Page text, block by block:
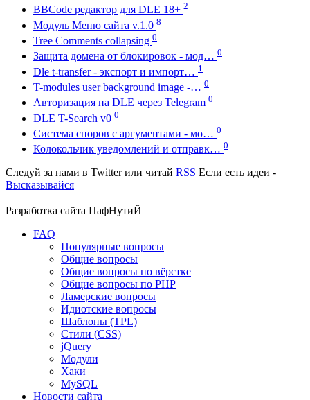
BBCode редактор для DLE 18+ 2
Модуль Меню сайта v.1.0 8
Tree Comments collapsing 0
Защита домена от блокировок - мод… 0
Dle t-transfer - экспорт и импорт… 1
T-modules user background image -… 0
Авторизация на DLE через Telegram 0
DLE T-Search v0 0
Система споров с аргументами - мо… 0
Колокольчик уведомлений и отправк… 0
Следуй за нами в Twitterили читай RSS Если есть идеи -
Высказывайся
Разработка сайта ПафНутиЙ
FAQ
Популярные вопросы
Общие вопросы
Общие вопросы по вёрстке
Общие вопросы по PHP
Ламерские вопросы
Идиотские вопросы
Шаблоны (TPL)
Стили (CSS)
jQuery
Модули
Хаки
MySQL
Новости сайта